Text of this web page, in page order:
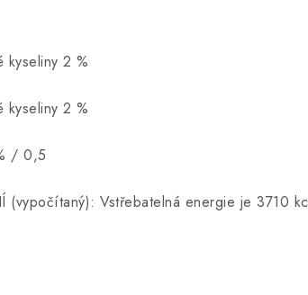
kyseliny 2 %
kyseliny 2 %
/ 0,5
(vypočítaný): Vstřebatelná energie je 3710